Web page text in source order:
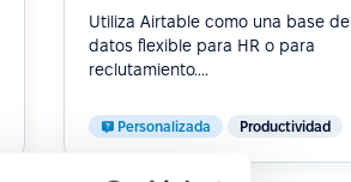
Utiliza Airtable como una base de
datos flexible para HR o para
reclutamiento....
Personalizada Productividad